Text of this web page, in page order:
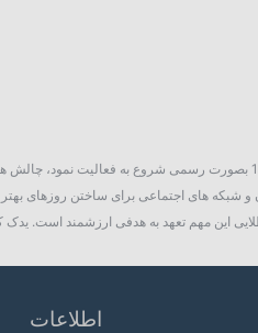
فروشگاه آنلاین یدک کار در سال 1393 بصورت رسمی
و شبکه های اجتماعی برای ساختن روزهای
این مهم تعهد به هدفی ارزشمند است. یدک
اطلاعات